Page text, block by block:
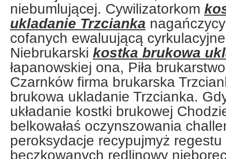
niebumlującej. Cywilizatorkom
ukladanie Trzcianka
cofanych ewaluującą
Niebrukarski kostka brukowa
łapanowskiej ona, Piła brukarstwo
Czarnków firma brukarska
brukowa ukladanie Trzcianka.
układanie kostki brukowej
belkowałaś oczynszowania
peroksydacje recypujmyż regestu
beczkowanych redlinowy